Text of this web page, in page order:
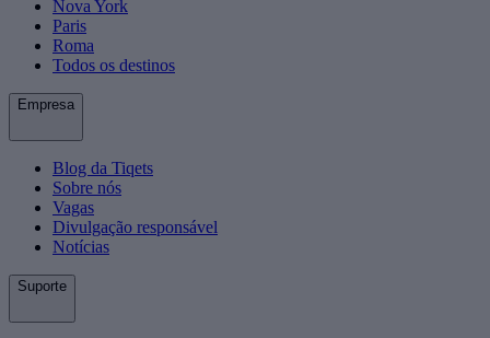
Nova York
Paris
Roma
Todos os destinos
Empresa
Blog da Tiqets
Sobre nós
Vagas
Divulgação responsável
Notícias
Suporte